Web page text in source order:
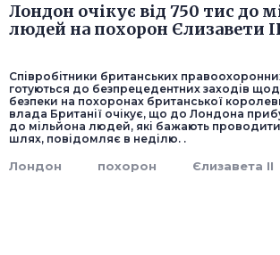
Лондон очікує від 750 тис до
людей на похорон Єлизавети
Співробітники британських
готуються до безпрецедентних заходів
безпеки на похоронах британської
влада Британії очікує, що до Лондона
до мільйона людей, які бажають проводити
шлях, повідомляє в неділю. .
Лондон похорон Єлизавета II